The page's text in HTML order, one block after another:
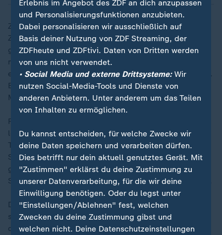
Zu der Fischmasse Salz und Pfeffer, ein Ei und die
Zitronenschale geben und alles gut vermischen. Den
gegarten Wirsing ebenfalls zugeben. Die Masse nun
mithilfe einer Suppenkelle in die Wirsingblätter
einschlagen und in eine gebutterte Auflaufform geben.
Etwas Fischfond angießen und bei 160 Grad circa 20
Minuten im Ofen garen.
Für die Sauce Butter, die Zwiebel, den Sellerie, die
letzte Kartoffel sowie die Senfsaat in Fischfond und
Traubensaft weichkochen. Den Senf und etwas süße
Sahne zugeben. Mit dem Pürierstab zu einer leicht
gebundenen Sauce mixen. Wenn nötig mit
Speisestärke nachbinden. Mit Salz und Pfeffer würzen.
Die fertigen „Laubfrösche“ nun mit der Sauce
servieren. Auf Wunsch mit frischem Oregano
dekorieren.
Erlebnis im Angebot des ZDF an dich anzupassen
und Personalisierungsfunktionen anzubieten.
Dabei personalisieren wir ausschließlich auf
Basis deiner Nutzung von ZDF Streaming, der
ZDFheute und ZDFtivi. Daten von Dritten werden
von uns nicht verwendet.
• Social Media und externe Drittsysteme:Wir
nutzen Social-Media-Tools und Dienste von
anderen Anbietern. Unter anderem um das Teilen
von Inhalten zu ermöglichen.
Du kannst entscheiden, für welche Zwecke wir
deine Daten speichern und verarbeiten dürfen.
Dies betrifft nur dein aktuell genutztes Gerät. Mit
"Zustimmen" erklärst du deine Zustimmung zu
unserer Datenverarbeitung, für die wir deine
Einwilligung benötigen. Oder du legst unter
"Einstellungen/Ablehnen" fest, welchen
Zwecken du deine Zustimmung gibst und
welchen nicht. Deine Datenschutzeinstellungen